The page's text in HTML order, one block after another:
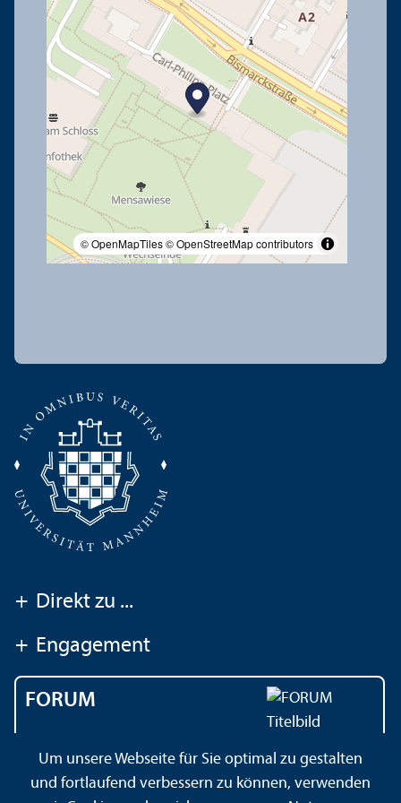
© OpenMapTiles© OpenStreetMap contributors
+ Direkt zu ...
+ Engagement
FORUM
Universität Mannheim
Um unsere Webseite für Sie optimal zu gestalten
und fortlaufend verbessern zu können, verwenden